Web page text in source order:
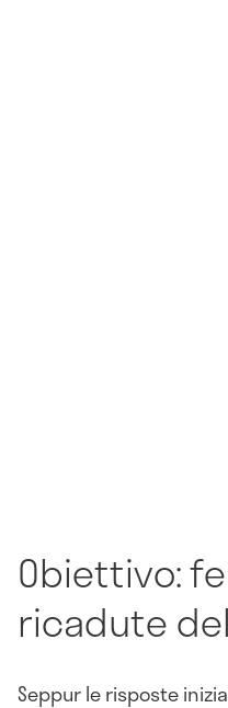
Obiettivo:
ricadute
Seppur le risposte